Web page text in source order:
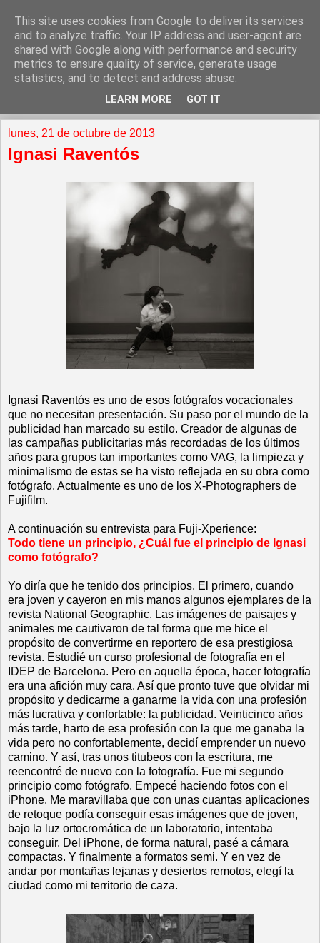
lunes, 21 de octubre de 2013
Ignasi Raventós
Ignasi Raventós es uno de esos fotógrafos vocacionales
que no necesitan presentación. Su paso por el mundo de la
publicidad han marcado su estilo. Creador de algunas de
las campañas publicitarias más recordadas de los últimos
años para grupos tan importantes como VAG, la limpieza y
minimalismo de estas se ha visto reflejada en su obra como
fotógrafo. Actualmente es uno de los X-Photographers de
Fujifilm.
A continuación su entrevista para Fuji-Xperience:
Todo tiene un principio, ¿Cuál fue el principio de Ignasi
como fotógrafo?
Yo diría que he tenido dos principios. El primero, cuando
era joven y cayeron en mis manos algunos ejemplares de la
revista National Geographic. Las imágenes de paisajes y
animales me cautivaron de tal forma que me hice el
propósito de convertirme en reportero de esa prestigiosa
revista. Estudié un curso profesional de fotografía en el
IDEP de Barcelona. Pero en aquella época, hacer fotografía
era una afición muy cara. Así que pronto tuve que olvidar mi
propósito y dedicarme a ganarme la vida con una profesión
más lucrativa y confortable: la publicidad. Veinticinco años
más tarde, harto de esa profesión con la que me ganaba la
vida pero no confortablemente, decidí emprender un nuevo
camino. Y así, tras unos titubeos con la escritura, me
reencontré de nuevo con la fotografía. Fue mi segundo
principio como fotógrafo. Empecé haciendo fotos con el
iPhone. Me maravillaba que con unas cuantas aplicaciones
de retoque podía conseguir esas imágenes que de joven,
bajo la luz ortocromática de un laboratorio, intentaba
conseguir. Del iPhone, de forma natural, pasé a cámara
compactas. Y finalmente a formatos semi. Y en vez de
andar por montañas lejanas y desiertos remotos, elegí la
ciudad como mi territorio de caza.
This site uses cookies from Google to deliver its services
and to analyze traffic. Your IP address and user-agent are
shared with Google along with performance and security
metrics to ensure quality of service, generate usage
statistics, and to detect and address abuse.
LEARN MORE GOT IT